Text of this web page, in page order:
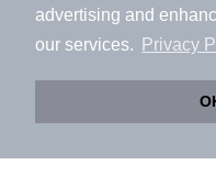
advertising and
our services.
Privacy
アプリに切り替え
会員登録なしですぐ
土地